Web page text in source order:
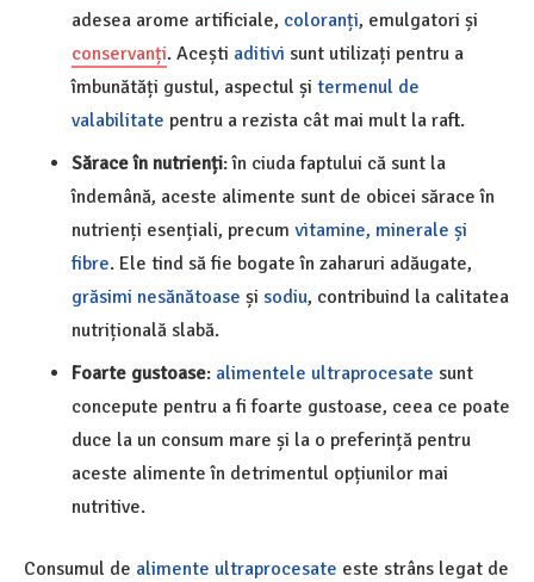
adesea arome artificiale, coloranți, emulgatori și
conservanți. Acești aditivi sunt utilizați pentru a
îmbunătăți gustul, aspectul și termenul de
valabilitate pentru a rezista cât mai mult la raft.
Sărace în nutrienți: în ciuda faptului că sunt la
îndemână, aceste alimente sunt de obicei sărace în
nutrienți esențiali, precum vitamine, minerale și
fibre. Ele tind să fie bogate în zaharuri adăugate,
grăsimi nesănătoase și sodiu, contribuind la calitatea
nutrițională slabă.
Foarte gustoase: alimentele ultraprocesate sunt
concepute pentru a fi foarte gustoase, ceea ce poate
duce la un consum mare și la o preferință pentru
aceste alimente în detrimentul opțiunilor mai
nutritive.
Consumul de alimente ultraprocesate este strâns legat de